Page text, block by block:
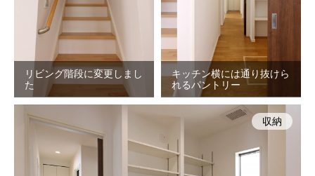
リビング階段に変更しまし
た
キッチン横には通り抜けら
れるパントリー
収納